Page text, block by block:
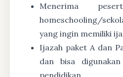
Menerima
homeschooling/
yang ingin memiliki
Ijazah paket A dan
dan bisa
pendidikan